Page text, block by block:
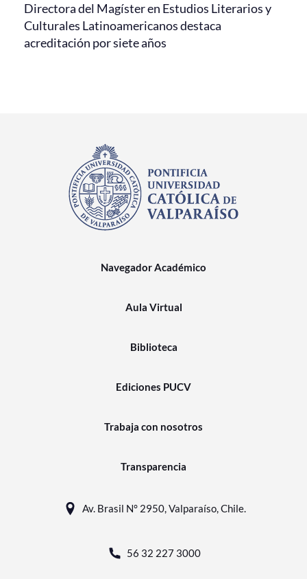
Directora del Magíster en Estudios Literarios y
Culturales Latinoamericanos destaca
acreditación por siete años
Navegador Académico
Aula Virtual
Biblioteca
Ediciones PUCV
Trabaja con nosotros
Transparencia
Av. Brasil N° 2950, Valparaíso, Chile.
56 32 227 3000